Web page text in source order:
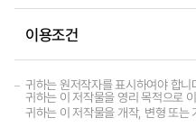
이용조건
귀하는 원저작자를 표시하여야 합니
귀하는 이 저작물을 영리 목적으로
귀하는 이 저작물을 개작, 변형 또는